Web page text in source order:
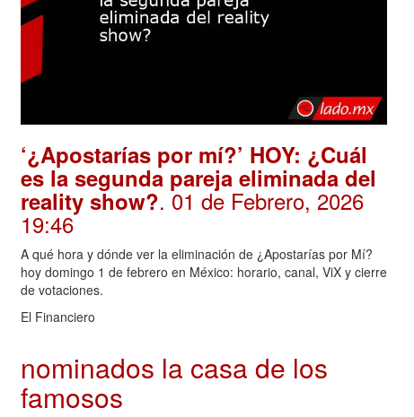
‘¿Apostarías por mí?’ HOY: ¿Cuál
es la segunda pareja eliminada del
reality show?. 01 de Febrero, 2026
19:46
A qué hora y dónde ver la eliminación de ¿Apostarías por Mí?
hoy domingo 1 de febrero en México: horario, canal, ViX y cierre
de votaciones.
El Financiero
nominados la casa de los
famosos